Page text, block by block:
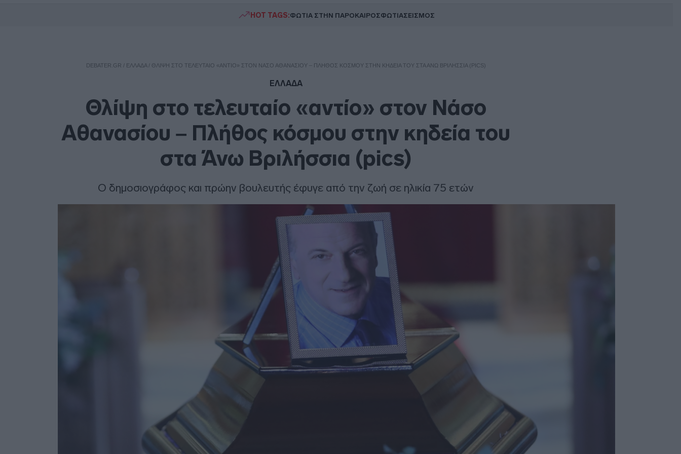
HOT TAGS:ΦΩΤΙΑ ΣΤΗΝ ΠΑΡΟΚΑΙΡΟΣΦΩΤΙΑΣΕΙΣΜΟΣ
DEBATER.GR / ΕΛΛΑΔΑ/ ΘΛΊΨΗ ΣΤΟ ΤΕΛΕΥΤΑΊΟ «ΑΝΤΊΟ» ΣΤΟΝ ΝΆΣΟ ΑΘΑΝΑΣΊΟΥ – ΠΛΉΘΟΣ ΚΌΣΜΟΥ ΣΤΗΝ ΚΗΔΕΊΑ ΤΟΥ ΣΤΑ ΆΝΩ ΒΡΙΛΉΣΣΙΑ (PICS)
ΕΛΛΑΔΑ
Θλίψη στο τελευταίο «αντίο» στον Νάσο
Αθανασίου – Πλήθος κόσμου στην κηδεία του
στα Άνω Βριλήσσια (pics)
Ο δημοσιογράφος και πρώην βουλευτής έφυγε από την ζωή σε ηλικία 75 ετών